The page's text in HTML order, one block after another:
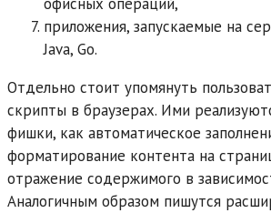
приложения, запускаемые на
Java, Go.
Отдельно стоит упомянуть
скрипты в браузерах. Ими
фишки, как автоматическое
форматирование контента на
отражение содержимого в
Аналогичным образом пишутся